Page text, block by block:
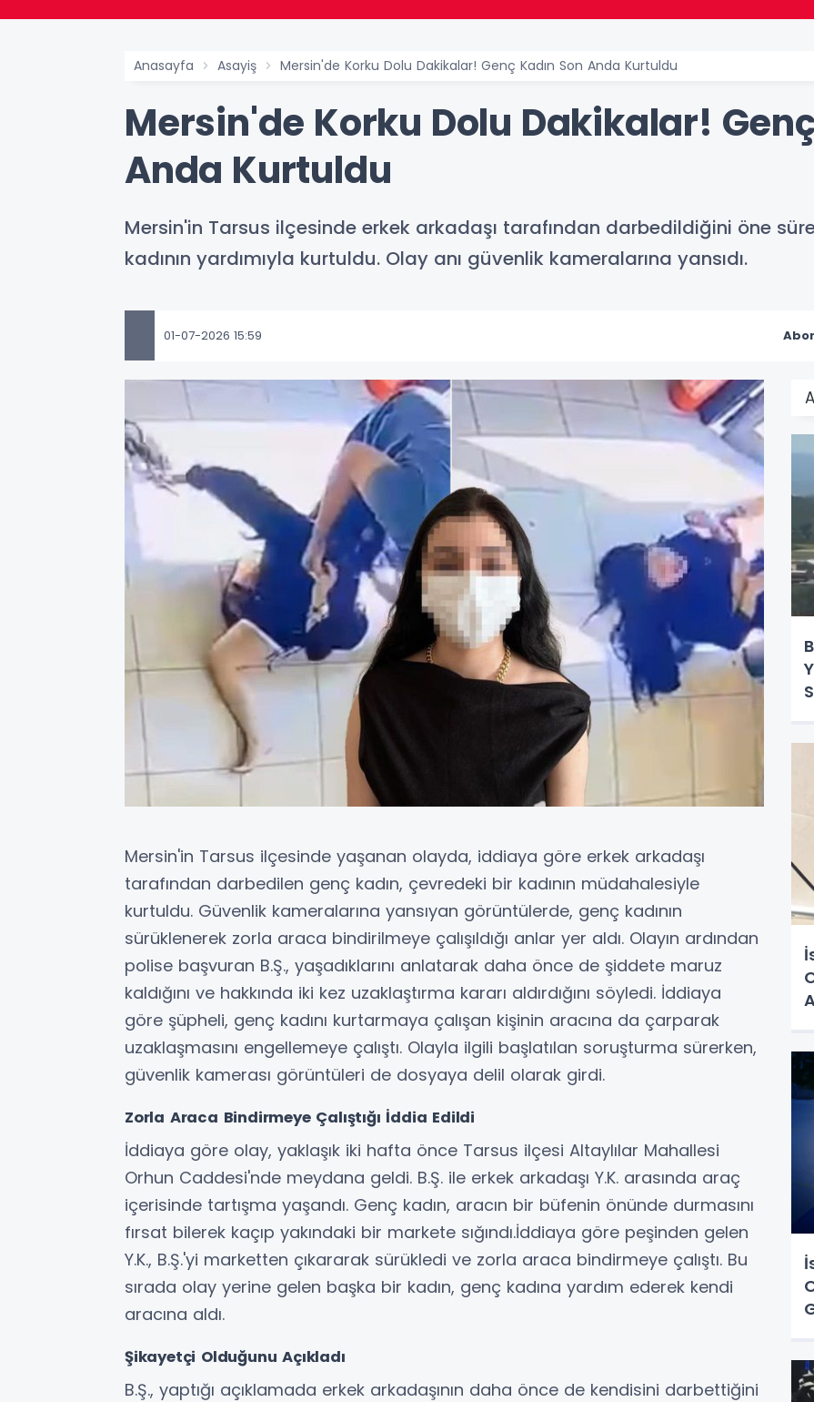
Anasayfa Asayiş Mersin'de Korku Dolu Dakikalar! Genç Kadın Son Anda Kurtuldu
Mersin'de Korku Dolu Dakikalar!
Anda Kurtuldu
Mersin'in Tarsus ilçesinde erkek arkadaşı tarafından darbedildiğini öne
kadının yardımıyla kurtuldu. Olay anı güvenlik kameralarına yansıdı.
01-07-2026 15:59
Mersin'in Tarsus ilçesinde yaşanan olayda, iddiaya göre erkek arkadaşı
tarafından darbedilen genç kadın, çevredeki bir kadının müdahalesiyle
kurtuldu. Güvenlik kameralarına yansıyan görüntülerde, genç kadının
sürüklenerek zorla araca bindirilmeye çalışıldığı anlar yer aldı. Olayın ardından
polise başvuran B.Ş., yaşadıklarını anlatarak daha önce de şiddete maruz
kaldığını ve hakkında iki kez uzaklaştırma kararı aldırdığını söyledi. İddiaya
göre şüpheli, genç kadını kurtarmaya çalışan kişinin aracına da çarparak
uzaklaşmasını engellemeye çalıştı. Olayla ilgili başlatılan soruşturma sürerken,
güvenlik kamerası görüntüleri de dosyaya delil olarak girdi.
Zorla Araca Bindirmeye Çalıştığı İddia Edildi
İddiaya göre olay, yaklaşık iki hafta önce Tarsus ilçesi Altaylılar Mahallesi
Orhun Caddesi'nde meydana geldi. B.Ş. ile erkek arkadaşı Y.K. arasında araç
içerisinde tartışma yaşandı. Genç kadın, aracın bir büfenin önünde durmasını
fırsat bilerek kaçıp yakındaki bir markete sığındı.İddiaya göre peşinden gelen
Y.K., B.Ş.'yi marketten çıkararak sürükledi ve zorla araca bindirmeye çalıştı. Bu
sırada olay yerine gelen başka bir kadın, genç kadına yardım ederek kendi
aracına aldı.
Şikayetçi Olduğunu Açıkladı
B.Ş., yaptığı açıklamada erkek arkadaşının daha önce de kendisini darbettiğini